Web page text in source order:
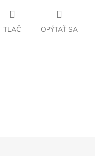
TLAČ OPÝTAŤ SA